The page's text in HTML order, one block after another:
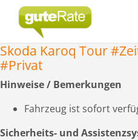
Skoda Karoq Tour
#Privat
Hinweise / Bemerkungen
Fahrzeug ist sofort
Sicherheits- und